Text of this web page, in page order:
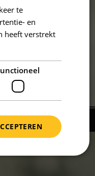
te
en
heeft verstrekt